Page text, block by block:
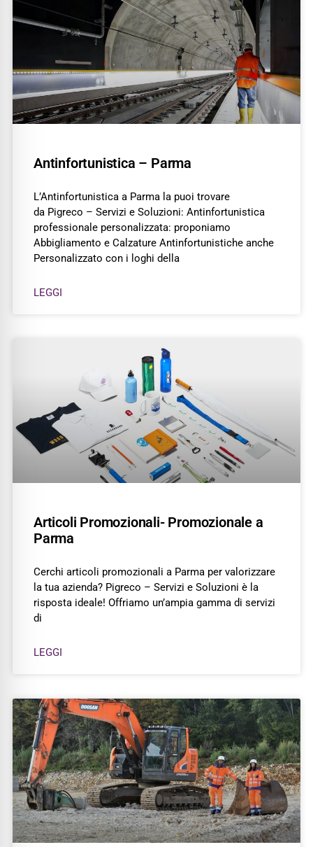
Antinfortunistica – Parma
L’Antinfortunistica a Parma la puoi trovare
da Pigreco – Servizi e Soluzioni: Antinfortunistica
professionale personalizzata: proponiamo
Abbigliamento e Calzature Antinfortunistiche anche
Personalizzato con i loghi della
LEGGI
Articoli Promozionali- Promozionale a
Parma
Cerchi articoli promozionali a Parma per valorizzare
la tua azienda? Pigreco – Servizi e Soluzioni è la
risposta ideale! Offriamo un’ampia gamma di servizi
di
LEGGI